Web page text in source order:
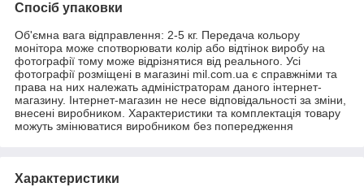
Спосіб упаковки
Об'ємна вага відправлення: 2-5 кг. Передача кольору
монітора може спотворювати колір або відтінок виробу на
фотографії тому може відрізнятися від реального. Усі
фотографії розміщені в магазині mil.com.ua є справжніми та
права на них належать адміністраторам даного інтернет-
магазину. Інтернет-магазин не несе відповідальності за зміни,
внесені виробником. Характеристики та комплектація товару
можуть змінюватися виробником без попередження
Характеристики